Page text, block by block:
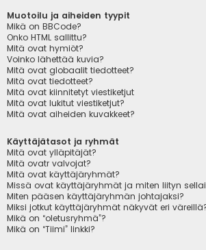
Muotoilu ja aiheiden tyypit
Mikä on BBCode?
Onko HTML sallittu?
Mitä ovat hymiöt?
Voinko lähettää kuvia?
Mitä ovat globaalit tiedotteet?
Mitä ovat tiedotteet?
Mitä ovat kiinnitetyt viestiketjut
Mitä ovat lukitut viestiketjut?
Mitä ovat aiheiden kuvakkeet?
Käyttäjätasot ja ryhmät
Mitä ovat ylläpitäjät?
Mitä ovatr valvojat?
Mitä ovat käyttäjäryhmät?
Missä ovat käyttäjäryhmät ja miten liityn
Miten pääsen käyttäjäryhmän johtajaksi?
Miksi jotkut käyttäjäryhmät näkyvät eri
Mikä on “oletusryhmä”?
Mikä on “Tiimi” linkki?